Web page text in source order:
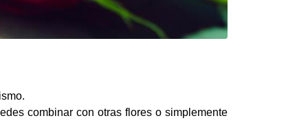
combinar con otras flores o simplemente